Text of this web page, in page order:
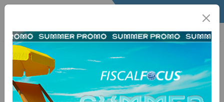
Home Lavoro Utility Lavoro Scadenze
16 dicembre 2025
CADIPROF – Versamento contributi